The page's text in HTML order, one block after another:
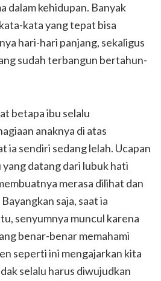
dalam kehidupan. Banyak
kata yang tepat bisa
hari-hari panjang, sekaligus
sudah terbangun bertahun-
betapa ibu selalu
anaknya di atas
ia sendiri sedang lelah. Ucapan
datang dari lubuk hati
merasa dilihat dan
saja, saat ia
senyumnya muncul karena
benar-benar memahami
seperti ini mengajarkan kita
selalu harus diwujudkan